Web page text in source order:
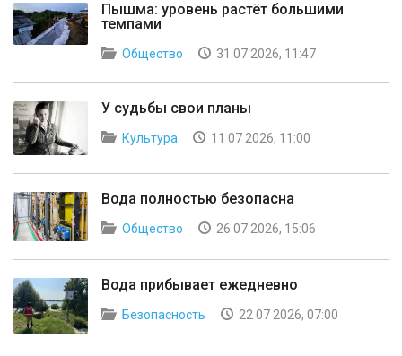
Пышма: уровень растёт большими
темпами
Общество 31 07 2026, 11:47
У судьбы свои планы
Культура 11 07 2026, 11:00
Вода полностью безопасна
Общество 26 07 2026, 15:06
Вода прибывает ежедневно
Безопасность 22 07 2026, 07:00